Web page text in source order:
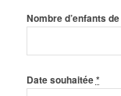
Nombre d’enfants
Date souhaitée*